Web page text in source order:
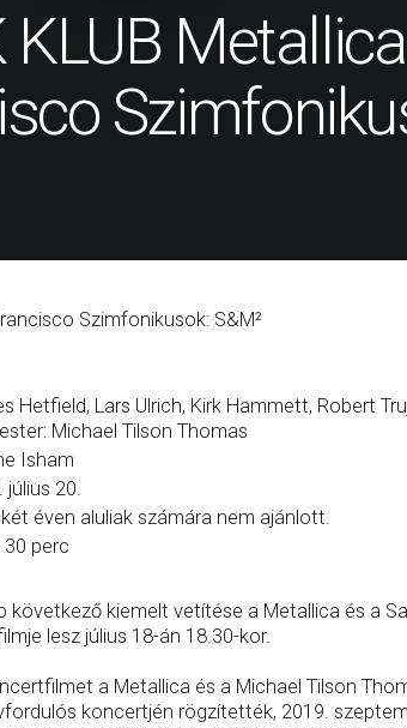
KLUB
Szimfonikusok: S&M²
Hetfield, Lars Ulrich, Kirk Hammett, Robert
Michael Tilson Thomas
Isham
július 20.
éven aluliak számára nem ajánlott.
30 perc
következő kiemelt vetítése a Metallica és a
lesz július 18-án 18.30-kor.
a Metallica és a Michael Tilson
koncertjén rögzítették, 2019.